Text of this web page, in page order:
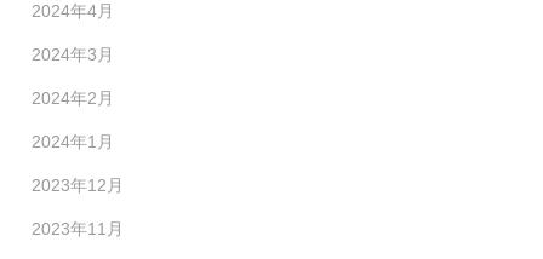
2024年4月
2024年3月
2024年2月
2024年1月
2023年12月
2023年11月